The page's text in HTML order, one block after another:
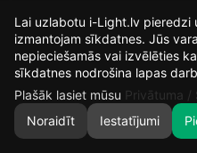
12
DIENAS
16
STUNDAS
Lai uzlabotu i-Light.lv pieredzi
izmantojam sīkdatnes. Jūs
nepieciešamās vai izvēlēties
sīkdatnes nodrošina lapas
Plašāk lasiet mūsu Privātuma /
Noraidīt
Iestatījumi